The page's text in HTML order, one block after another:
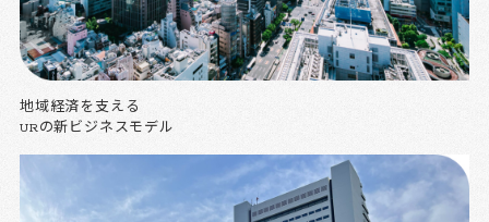
地域経済を支える
URの新ビジネスモデル